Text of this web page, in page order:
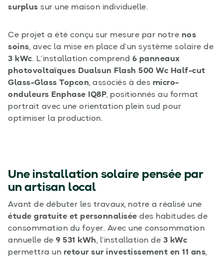
surplus sur une maison individuelle.
Ce projet a été conçu sur mesure par notre nos
soins, avec la mise en place d’un système solaire de
3 kWc. L’installation comprend 6 panneaux
photovoltaïques Dualsun Flash 500 Wc Half-cut
Glass-Glass Topcon, associés à des micro-
onduleurs Enphase IQ8P, positionnés au format
portrait avec une orientation plein sud pour
optimiser la production.
Une installation solaire pensée par
un artisan local
Avant de débuter les travaux, notre a réalisé une
étude gratuite et personnalisée des habitudes de
consommation du foyer. Avec une consommation
annuelle de 9 531 kWh, l’installation de 3 kWc
permettra un retour sur investissement en 11 ans,